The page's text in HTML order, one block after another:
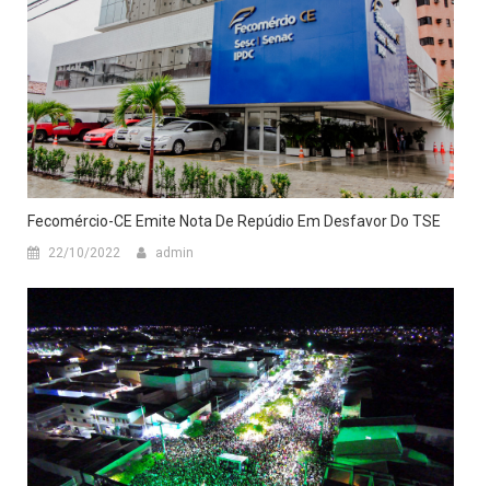
Fecomércio-CE Emite Nota De Repúdio Em Desfavor Do TSE
22/10/2022 admin